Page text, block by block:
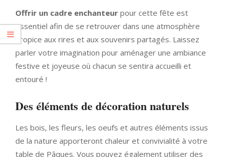
Offrir un cadre enchanteur pour cette fête est
essentiel afin de se retrouver dans une atmosphère
propice aux rires et aux souvenirs partagés. Laissez
parler votre imagination pour aménager une ambiance
festive et joyeuse où chacun se sentira accueilli et
entouré !
Des éléments de décoration naturels
Les bois, les fleurs, les oeufs et autres éléments issus
de la nature apporteront chaleur et convivialité à votre
table de Pâques. Vous pouvez également utiliser des